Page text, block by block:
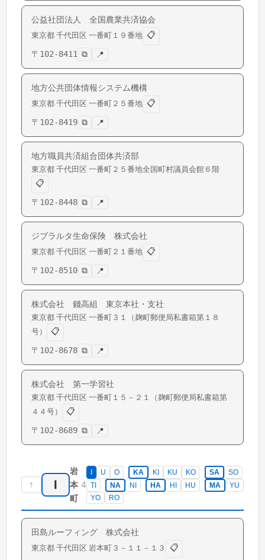
公益社団法人 全国農業共済協会
東京都 千代田区 一番町 １９番地 📋
〒 102-8411 ⧉ 📍
地方公共団体情報システム機構
東京都 千代田区 一番町 ２５番地 📋
〒 102-8419 ⧉ 📍
地方職員共済組合団体共済部
東京都 千代田区 一番町 ２５番地全国町村議員会館６階
📋
〒 102-8448 ⧉ 📍
ジブラルタ生命保険 株式会社
東京都 千代田区 一番町 ２１番地 📋
〒 102-8510 ⧉ 📍
株式会社 錢高組 東京本社・支社
東京都 千代田区 一番町 ３１（麹町郵便局私書箱第１８
号）
📋
〒 102-8678 ⧉ 📍
株式会社 第一学習社
東京都 千代田区 一番町 １５－２１（麹町郵便局私書箱第
４４号）
📋
〒 102-8689 ⧉ 📍
↑ I
岩
本
町
4
I U O KA KI KU KO SA
SO
TI
NA NI HA HI HU MA
YU
YO
RO
田島ルーフィング 株式会社
東京都 千代田区 岩本町 ３－１１－１３
📋